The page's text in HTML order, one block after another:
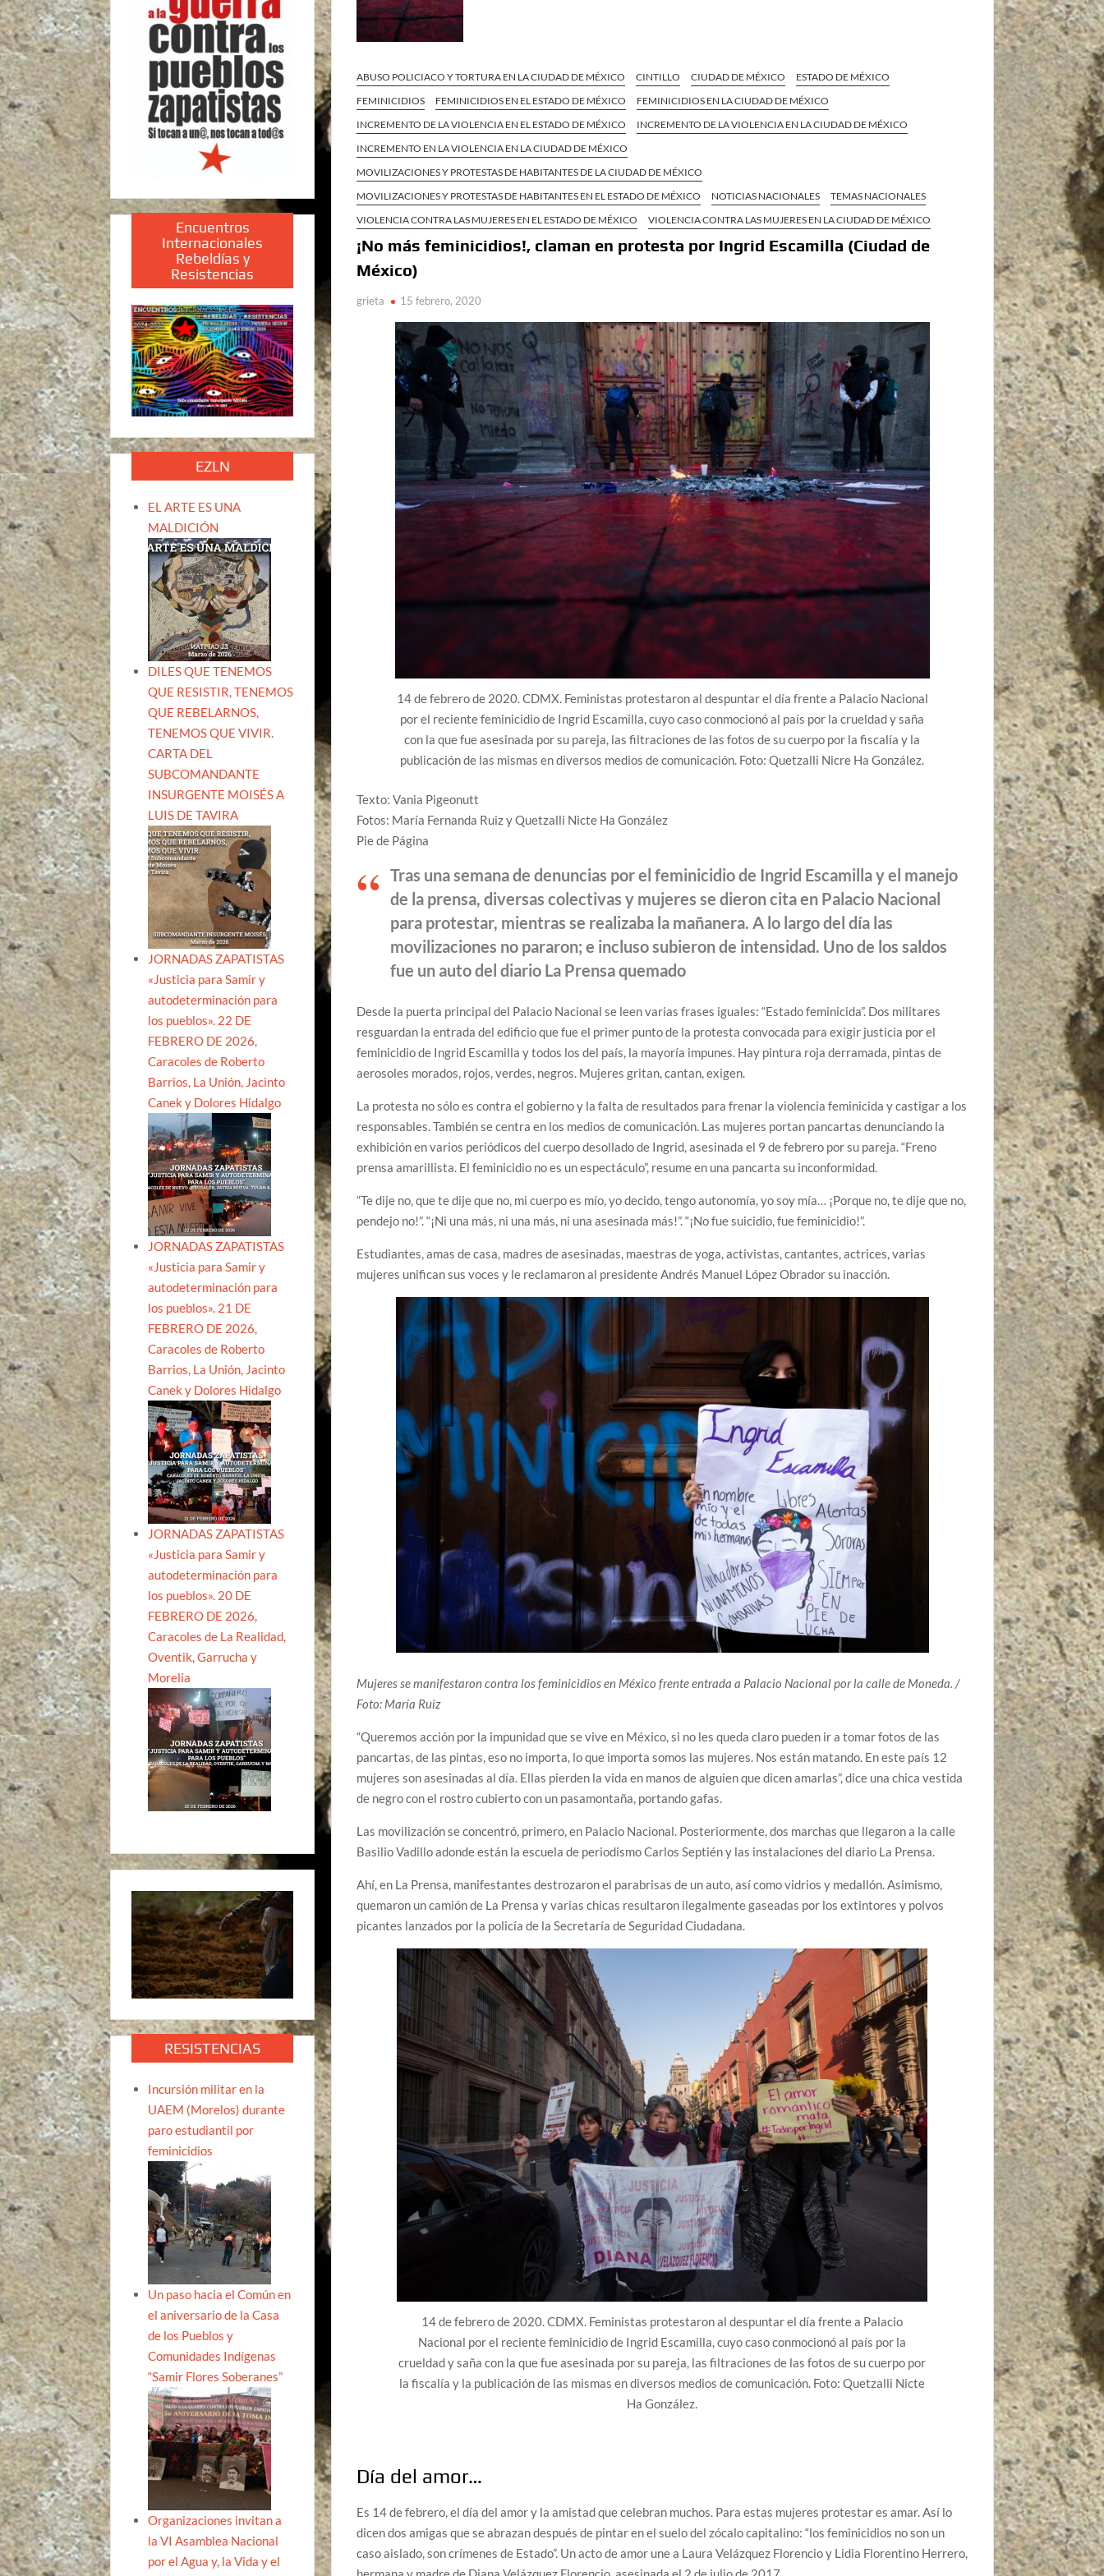
ABUSO POLICIACO Y TORTURA EN LA CIUDAD DE MÉXICO CINTILLO CIUDAD DE MÉXICO
ESTADO DE MÉXICO
FEMINICIDIOS
FEMINICIDIOS EN EL ESTADO DE MÉXICO
FEMINICIDIOS EN LA CIUDAD DE MÉXICO
INCREMENTO DE LA VIOLENCIA EN EL ESTADO DE MÉXICO
INCREMENTO DE LA VIOLENCIA EN LA CIUDAD DE MÉXICO
INCREMENTO EN LA VIOLENCIA EN LA CIUDAD DE MÉXICO
MOVILIZACIONES Y PROTESTAS DE HABITANTES DE LA CIUDAD DE MÉXICO
MOVILIZACIONES Y PROTESTAS DE HABITANTES EN EL ESTADO DE MÉXICO
NOTICIAS NACIONALES
TEMAS NACIONALES
VIOLENCIA CONTRA LAS MUJERES EN EL ESTADO DE MÉXICO
VIOLENCIA CONTRA LAS MUJERES EN LA CIUDAD DE MÉXICO
¡No más feminicidios!, claman en protesta por Ingrid Escamilla (Ciudad de
México)
grieta 15 febrero, 2020
14 de febrero de 2020. CDMX. Feministas protestaron al despuntar el día frente a Palacio Nacional
por el reciente feminicidio de Ingrid Escamilla, cuyo caso conmocionó al país por la crueldad y saña
con la que fue asesinada por su pareja, las filtraciones de las fotos de su cuerpo por la fiscalía y la
publicación de las mismas en diversos medios de comunicación. Foto: Quetzalli Nicre Ha González.
Texto: Vania Pigeonutt
Fotos: María Fernanda Ruiz y Quetzalli Nicte Ha González
Pie de Página
Tras una semana de denuncias por el feminicidio de Ingrid Escamilla y el manejo
de la prensa, diversas colectivas y mujeres se dieron cita en Palacio Nacional
para protestar, mientras se realizaba la mañanera. A lo largo del día las
movilizaciones no pararon; e incluso subieron de intensidad. Uno de los saldos
fue un auto del diario La Prensa quemado
Desde la puerta principal del Palacio Nacional se leen varias frases iguales: “Estado feminicida”. Dos militares
resguardan la entrada del edificio que fue el primer punto de la protesta convocada para exigir justicia por el
feminicidio de Ingrid Escamilla y todos los del país, la mayoría impunes. Hay pintura roja derramada, pintas de
aerosoles morados, rojos, verdes, negros. Mujeres gritan, cantan, exigen.
La protesta no sólo es contra el gobierno y la falta de resultados para frenar la violencia feminicida y castigar a los
responsables. También se centra en los medios de comunicación. Las mujeres portan pancartas denunciando la
exhibición en varios periódicos del cuerpo desollado de Ingrid, asesinada el 9 de febrero por su pareja. “Freno
prensa amarillista. El feminicidio no es un espectáculo”, resume en una pancarta su inconformidad.
“Te dije no, que te dije que no, mi cuerpo es mío, yo decido, tengo autonomía, yo soy mía… ¡Porque no, te dije que no,
pendejo no!”. “¡Ni una más, ni una más, ni una asesinada más!”. “¡No fue suicidio, fue feminicidio!”.
Estudiantes, amas de casa, madres de asesinadas, maestras de yoga, activistas, cantantes, actrices, varias
mujeres unifican sus voces y le reclamaron al presidente Andrés Manuel López Obrador su inacción.
Mujeres se manifestaron contra los feminicidios en México frente entrada a Palacio Nacional por la calle de Moneda. /
Foto: María Ruiz
“Queremos acción por la impunidad que se vive en México, si no les queda claro pueden ir a tomar fotos de las
pancartas, de las pintas, eso no importa, lo que importa somos las mujeres. Nos están matando. En este país 12
mujeres son asesinadas al día. Ellas pierden la vida en manos de alguien que dicen amarlas”, dice una chica vestida
de negro con el rostro cubierto con un pasamontaña, portando gafas.
Las movilización se concentró, primero, en Palacio Nacional. Posteriormente, dos marchas que llegaron a la calle
Basilio Vadillo adonde están la escuela de periodismo Carlos Septién y las instalaciones del diario La Prensa.
Ahí, en La Prensa, manifestantes destrozaron el parabrisas de un auto, así como vidrios y medallón. Asimismo,
quemaron un camión de La Prensa y varias chicas resultaron ilegalmente gaseadas por los extintores y polvos
picantes lanzados por la policía de la Secretaría de Seguridad Ciudadana.
14 de febrero de 2020. CDMX. Feministas protestaron al despuntar el día frente a Palacio
Nacional por el reciente feminicidio de Ingrid Escamilla, cuyo caso conmocionó al país por la
crueldad y saña con la que fue asesinada por su pareja, las filtraciones de las fotos de su cuerpo por
la fiscalía y la publicación de las mismas en diversos medios de comunicación. Foto: Quetzalli Nicte
Ha González.
Día del amor…
Es 14 de febrero, el día del amor y la amistad que celebran muchos. Para estas mujeres protestar es amar. Así lo
dicen dos amigas que se abrazan después de pintar en el suelo del zócalo capitalino: “los feminicidios no son un
caso aislado, son crímenes de Estado”. Un acto de amor une a Laura Velázquez Florencio y Lidia Florentino Herrero,
Encuentros
Internacionales
Rebeldías y
Resistencias
EZLN
EL ARTE ES UNA
MALDICIÓN
DILES QUE TENEMOS
QUE RESISTIR, TENEMOS
QUE REBELARNOS,
TENEMOS QUE VIVIR.
CARTA DEL
SUBCOMANDANTE
INSURGENTE MOISÉS A
LUIS DE TAVIRA
JORNADAS ZAPATISTAS
«Justicia para Samir y
autodeterminación para
los pueblos». 22 DE
FEBRERO DE 2026,
Caracoles de Roberto
Barrios, La Unión, Jacinto
Canek y Dolores Hidalgo
JORNADAS ZAPATISTAS
«Justicia para Samir y
autodeterminación para
los pueblos». 21 DE
FEBRERO DE 2026,
Caracoles de Roberto
Barrios, La Unión, Jacinto
Canek y Dolores Hidalgo
JORNADAS ZAPATISTAS
«Justicia para Samir y
autodeterminación para
los pueblos». 20 DE
FEBRERO DE 2026,
Caracoles de La Realidad,
Oventik, Garrucha y
Morelia
RESISTENCIAS
Incursión militar en la
UAEM (Morelos) durante
paro estudiantil por
feminicidios
Un paso hacia el Común en
el aniversario de la Casa
de los Pueblos y
Comunidades Indígenas
“Samir Flores Soberanes”
Organizaciones invitan a
la VI Asamblea Nacional
por el Agua y, la Vida y el